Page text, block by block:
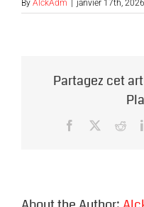
By AlckAdm janvier 17th, 2026
Partagez cet
Facebook